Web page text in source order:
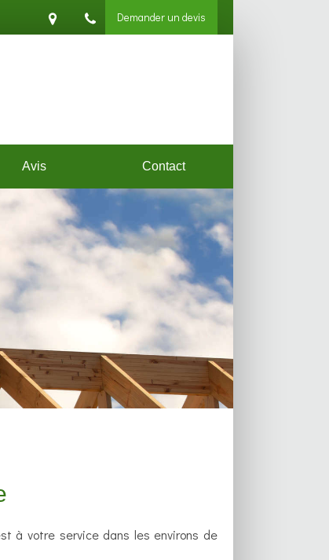
Demander un devis
Avis Contact
à votre service dans les environs de